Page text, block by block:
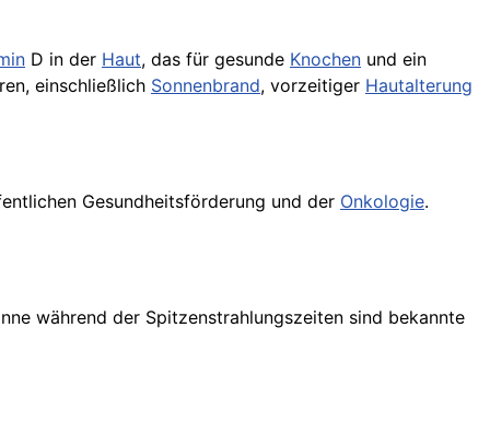
D in der Haut, das für gesunde Knochen und ein
einschließlich Sonnenbrand, vorzeitiger Hautalterung
Gesundheitsförderung und der Onkologie.
während der Spitzenstrahlungszeiten sind bekannte